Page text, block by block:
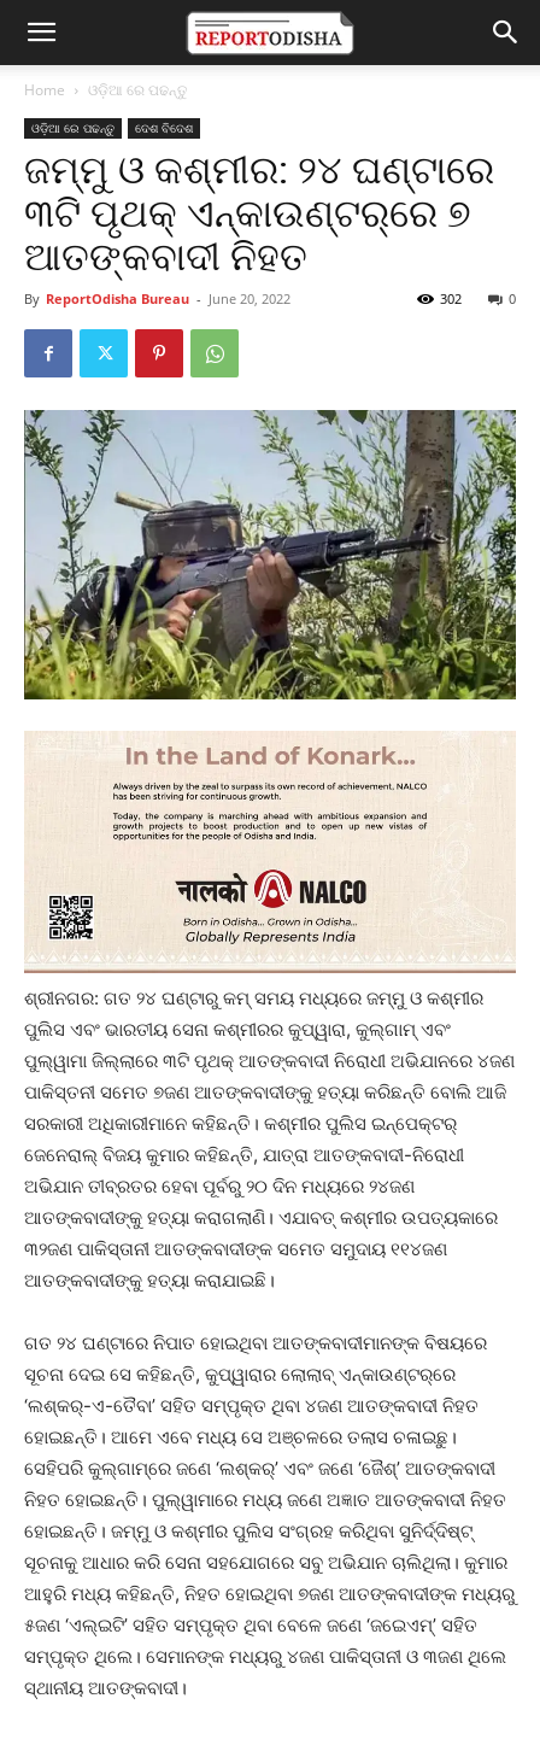
Home ଓଡ଼ିଆ ରେ ପଢନ୍ତୁ
ଓଡ଼ିଆ ରେ ପଢନ୍ତୁ ଦେଶ ବିଦେଶ
ଜମ୍ମୁ ଓ କଶ୍ମୀର: ୨୪ ଘଣ୍ଟାରେ
୩ଟି ପୃଥକ୍‌ ଏନ୍‌କାଉଣ୍ଟର୍‌ରେ ୭
ଆତଙ୍କବାଦୀ ନିହତ
By ReportOdisha Bureau - June 20, 2022 0
302
ଶ୍ରୀନଗର: ଗତ ୨୪ ଘଣ୍ଟାରୁ କମ୍‌ ସମୟ ମଧ୍ୟରେ ଜମ୍ମୁ ଓ କଶ୍ମୀର
ପୁଲିସ ଏବଂ ଭାରତୀୟ ସେନା କଶ୍ମୀରର କୁପ୍‌ୱାରା, କୁଲ୍‌ଗାମ୍‌ ଏବଂ
ପୁଲ୍‌ୱାମା ଜିଲ୍ଲାରେ ୩ଟି ପୃଥକ୍‌ ଆତଙ୍କବାଦୀ ନିରୋଧୀ ଅଭିଯାନରେ ୪ଜଣ
ପାକିସ୍ତନୀ ସମେତ ୭ଜଣ ଆତଙ୍କବାଦୀଙ୍କୁ ହତ୍ୟା କରିଛନ୍ତି ବୋଲି ଆଜି
ସରକାରୀ ଅଧିକାରୀମାନେ କହିଛନ୍ତି। କଶ୍ମୀର ପୁଲିସ ଇନ୍‌ପେକ୍ଟର୍‌
ଜେନେରାଲ୍‌ ବିଜୟ କୁମାର କହିଛନ୍ତି, ଯାତ୍ରା ଆତଙ୍କବାଦୀ-ନିରୋଧୀ
ଅଭିଯାନ ତୀବ୍ରତର ହେବା ପୂର୍ବରୁ ୨୦ ଦିନ ମଧ୍ୟରେ ୨୪ଜଣ
ଆତଙ୍କବାଦୀଙ୍କୁ ହତ୍ୟା କରାଗଲାଣି। ଏଯାବତ୍‌ କଶ୍ମୀର ଉପତ୍ୟକାରେ
୩୨ଜଣ ପାକିସ୍ତାନୀ ଆତଙ୍କବାଦୀଙ୍କ ସମେତ ସମୁଦାୟ ୧୧୪ଜଣ
ଆତଙ୍କବାଦୀଙ୍କୁ ହତ୍ୟା କରାଯାଇଛି।
ଗତ ୨୪ ଘଣ୍ଟାରେ ନିପାତ ହୋଇଥିବା ଆତଙ୍କବାଦୀମାନଙ୍କ ବିଷୟରେ
ସୂଚନା ଦେଇ ସେ କହିଛନ୍ତି, କୁପ୍‌ୱାରାର ଲୋଲାବ୍‌ ଏନ୍‌କାଉଣ୍ଟର୍‌ରେ
‘ଲଶ୍କର୍‌-ଏ-ତୈବା’ ସହିତ ସମ୍ପୃକ୍ତ ଥିବା ୪ଜଣ ଆତଙ୍କବାଦୀ ନିହତ
ହୋଇଛନ୍ତି। ଆମେ ଏବେ ମଧ୍ୟ ସେ ଅଞ୍ଚଳରେ ତଲାସ ଚଳାଇଛୁ।
ସେହିପରି କୁଲ୍‌ଗାମ୍‌ରେ ଜଣେ ‘ଲଶ୍କର୍‌’ ଏବଂ ଜଣେ ‘ଜୈଶ୍‌’ ଆତଙ୍କବାଦୀ
ନିହତ ହୋଇଛନ୍ତି। ପୁଲ୍‌ୱାମାରେ ମଧ୍ୟ ଜଣେ ଅଜ୍ଞାତ ଆତଙ୍କବାଦୀ ନିହତ
ହୋଇଛନ୍ତି। ଜମ୍ମୁ ଓ କଶ୍ମୀର ପୁଲିସ ସଂଗ୍ରହ କରିଥିବା ସୁନିର୍ଦ୍ଦିଷ୍ଟ୍‌
ସୂଚନାକୁ ଆଧାର କରି ସେନା ସହଯୋଗରେ ସବୁ ଅଭିଯାନ ଚାଲିଥିଲା। କୁମାର
ଆହୁରି ମଧ୍ୟ କହିଛନ୍ତି, ନିହତ ହୋଇଥିବା ୭ଜଣ ଆତଙ୍କବାଦୀଙ୍କ ମଧ୍ୟରୁ
୫ଜଣ ‘ଏଲ୍‌ଇଟି’ ସହିତ ସମ୍ପୃକ୍ତ ଥିବା ବେଳେ ଜଣେ ‘ଜଇେଏମ୍‌’ ସହିତ
ସମ୍ପୃକ୍ତ ଥିଲେ। ସେମାନଙ୍କ ମଧ୍ୟରୁ ୪ଜଣ ପାକିସ୍ତାନୀ ଓ ୩ଜଣ ଥିଲେ
ସ୍ଥାନୀୟ ଆତଙ୍କବାଦୀ।